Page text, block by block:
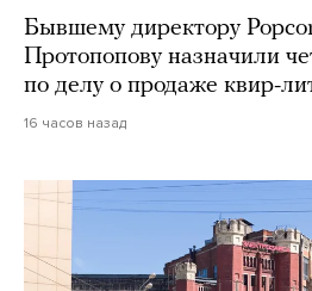
Бывшему директору
Протопопову назначили
по делу о продаже квир-
16 часов назад